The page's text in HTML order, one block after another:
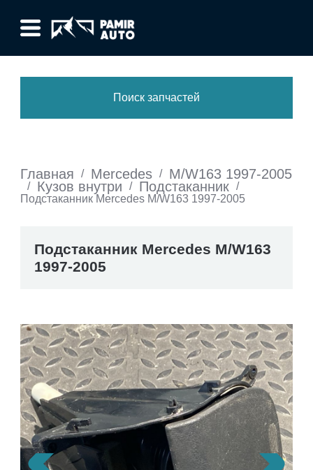
Поиск запчастей
Главная / Mercedes / M/W163 1997-2005
/ Кузов внутри / Подстаканник /
Подстаканник Mercedes M/W163 1997-2005
Подстаканник Mercedes M/W163
1997-2005